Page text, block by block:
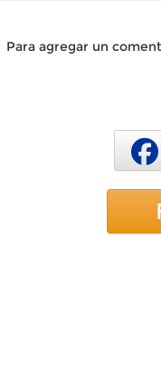
Para agregar un